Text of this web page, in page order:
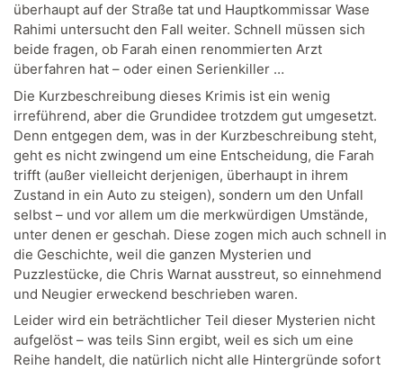
überhaupt auf der Straße tat und Hauptkommissar Wase
Rahimi untersucht den Fall weiter. Schnell müssen sich
beide fragen, ob Farah einen renommierten Arzt
überfahren hat – oder einen Serienkiller …
Die Kurzbeschreibung dieses Krimis ist ein wenig
irreführend, aber die Grundidee trotzdem gut umgesetzt.
Denn entgegen dem, was in der Kurzbeschreibung steht,
geht es nicht zwingend um eine Entscheidung, die Farah
trifft (außer vielleicht derjenigen, überhaupt in ihrem
Zustand in ein Auto zu steigen), sondern um den Unfall
selbst – und vor allem um die merkwürdigen Umstände,
unter denen er geschah. Diese zogen mich auch schnell in
die Geschichte, weil die ganzen Mysterien und
Puzzlestücke, die Chris Warnat ausstreut, so einnehmend
und Neugier erweckend beschrieben waren.
Leider wird ein beträchtlicher Teil dieser Mysterien nicht
aufgelöst – was teils Sinn ergibt, weil es sich um eine
Reihe handelt, die natürlich nicht alle Hintergründe sofort